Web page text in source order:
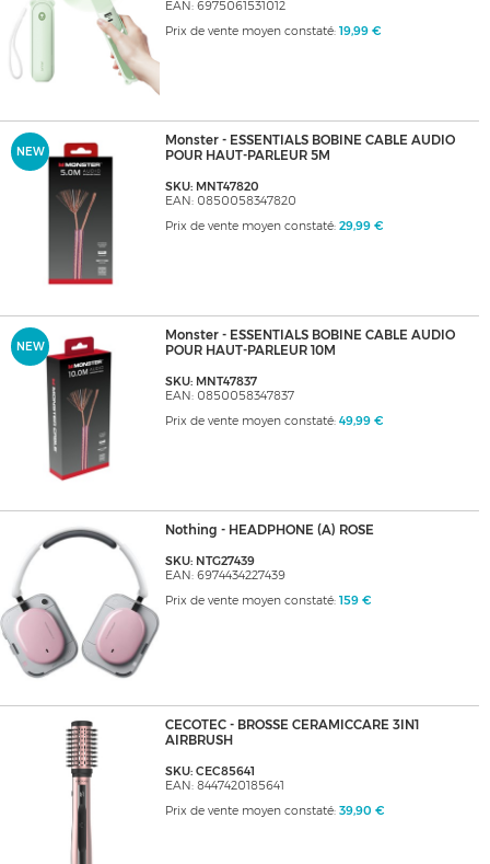
EAN: 6975061531012
Prix de vente moyen constaté: 19,99 €
NEW
Monster - ESSENTIALS BOBINE CABLE AUDIO
POUR HAUT-PARLEUR 5M
SKU: MNT47820
EAN: 0850058347820
Prix de vente moyen constaté: 29,99 €
NEW
Monster - ESSENTIALS BOBINE CABLE AUDIO
POUR HAUT-PARLEUR 10M
SKU: MNT47837
EAN: 0850058347837
Prix de vente moyen constaté: 49,99 €
Nothing - HEADPHONE (A) ROSE
SKU: NTG27439
EAN: 6974434227439
Prix de vente moyen constaté: 159 €
CECOTEC - BROSSE CERAMICCARE 3IN1
AIRBRUSH
SKU: CEC85641
EAN: 8447420185641
Prix de vente moyen constaté: 39,90 €